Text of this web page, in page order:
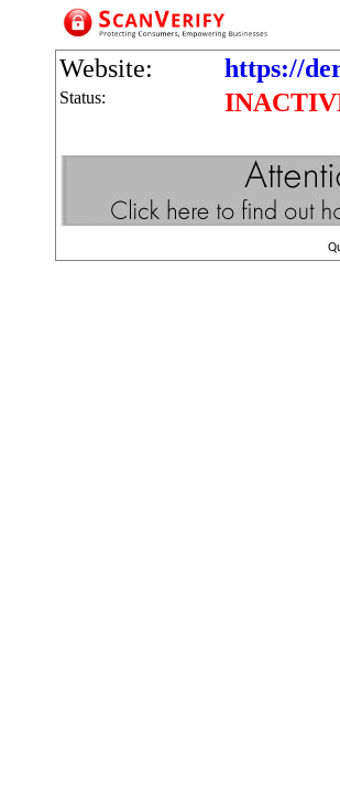
Website: https://
Status: